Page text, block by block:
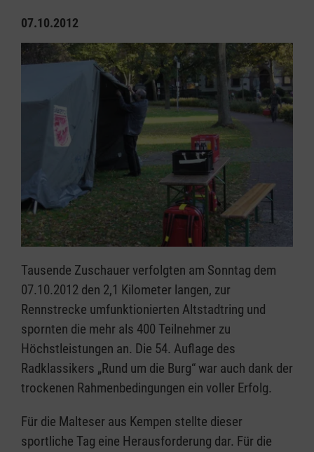
07.10.2012
Tausende Zuschauer verfolgten am Sonntag dem
07.10.2012 den 2,1 Kilometer langen, zur
Rennstrecke umfunktionierten Altstadtring und
spornten die mehr als 400 Teilnehmer zu
Höchstleistungen an. Die 54. Auflage des
Radklassikers „Rund um die Burg“ war auch dank der
trockenen Rahmenbedingungen ein voller Erfolg.
Für die Malteser aus Kempen stellte dieser
sportliche Tag eine Herausforderung dar. Für die